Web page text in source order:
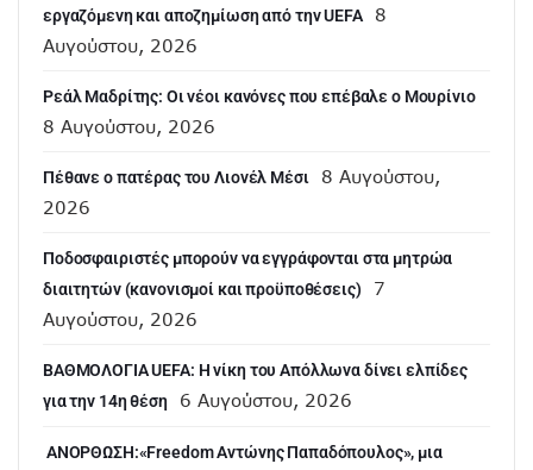
εργαζόμενη και αποζημίωση από την UEFA
8
Αυγούστου, 2026
Ρεάλ Μαδρίτης: Οι νέοι κανόνες που επέβαλε ο Μουρίνιο
8 Αυγούστου, 2026
Πέθανε ο πατέρας του Λιονέλ Μέσι
8 Αυγούστου,
2026
Ποδοσφαιριστές μπορούν να εγγράφονται στα μητρώα
διαιτητών (κανονισμοί και προϋποθέσεις)
7
Αυγούστου, 2026
ΒΑΘΜΟΛΟΓΙΑ UEFA: Η νίκη του Απόλλωνα δίνει ελπίδες
για την 14η θέση
6 Αυγούστου, 2026
ANOΡΘΩΣΗ:«Freedom Αντώνης Παπαδόπουλος», μια